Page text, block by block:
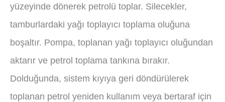
yüzeyinde dönerek petrolü toplar. Silecekler,
tamburlardaki yağı toplayıcı toplama oluğuna
boşaltır. Pompa, toplanan yağı toplayıcı oluğundan
aktarır ve petrol toplama tankına bırakır.
Dolduğunda, sistem kıyıya geri döndürülerek
toplanan petrol yeniden kullanım veya bertaraf için